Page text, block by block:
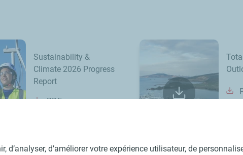
Sustainability &
Climate 2026 Progress
Report
PDF
d’améliorer votre expérience utilisateur, de